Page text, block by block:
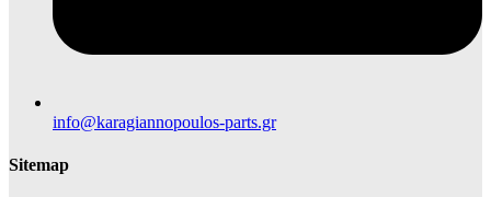
info@karagiannopoulos-parts.gr
Sitemap